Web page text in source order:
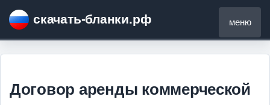
скачать-бланки.рф
Договор аренды коммерческой
меню